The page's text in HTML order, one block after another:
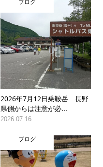
2026年7月12日乗鞍岳 長野
県側からは注意が必...
2026.07.16